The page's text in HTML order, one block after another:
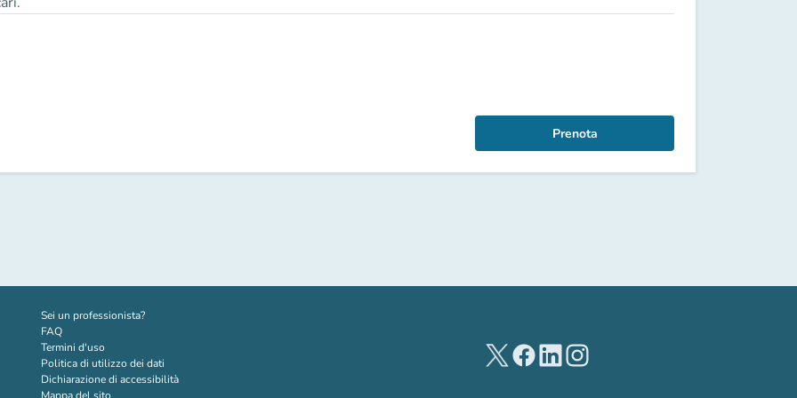
Prenota
Sei un professionista?(nuova scheda)
FAQ
Termini d'uso
Politica di utilizzo dei dati
Dichiarazione di accessibilità
(nuova scheda)
(nuova scheda)
(nuova scheda)